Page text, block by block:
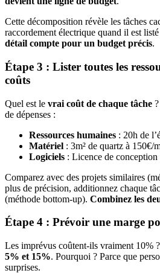
Cette décomposition révèle les tâches
raccordement électrique quand il est
détail compte pour un budget précis.
Étape 3 : Lister toutes les
coûts
Quel est le vrai coût de chaque tâche
de dépenses :
Ressources humaines : 20h de
Matériel : 3m² de quartz à 150€/
Logiciels : Licence de
Comparez avec des projets similaires
plus de précision, additionnez chaque
(méthode bottom-up). Combinez les
Étape 4 : Prévoir une marge
Les imprévus coûtent-ils vraiment 10%
5% et 15%. Pourquoi ? Parce que
surprises.